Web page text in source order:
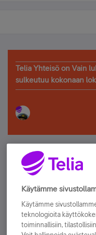
Telia Yhteisö on Vain
sulkeutuu kokonaan
Älä jää paitsi –
Tilaa Telian uutiskirje
sähköpostiisi.
Käytämme
Käytämme
teknologioita
toiminnallisiin,